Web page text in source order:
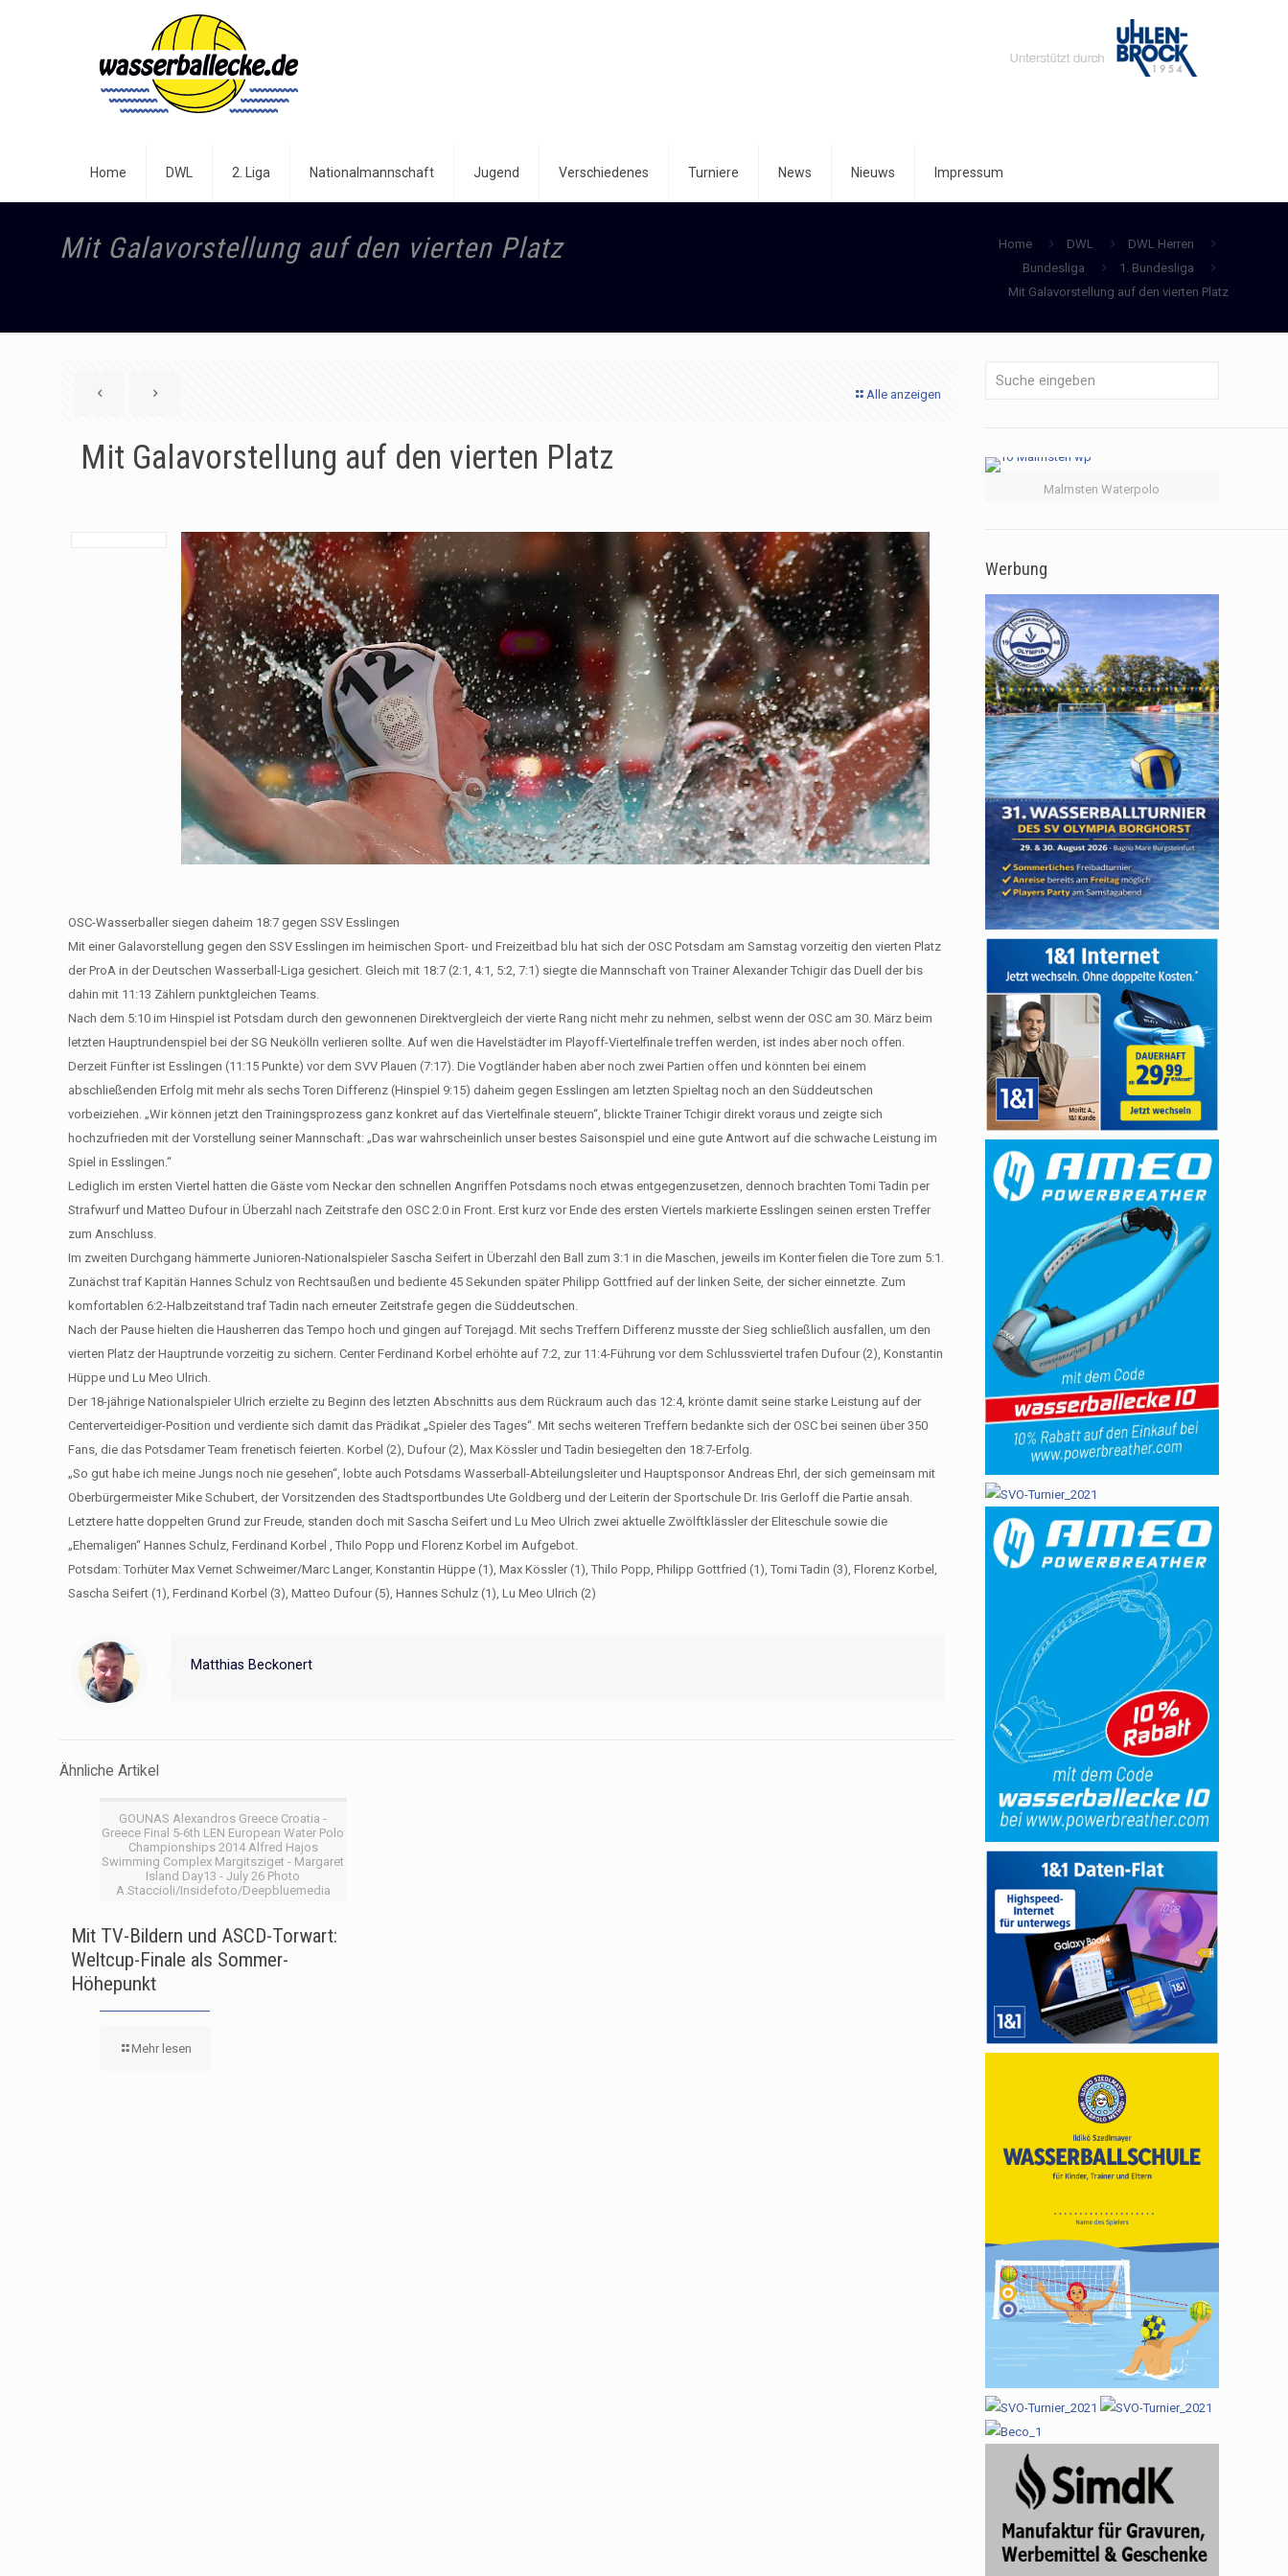
Home DWL 2. Liga Nationalmannschaft Jugend Verschiedenes Turniere News Nieuws Impressum
Mit Galavorstellung auf den vierten Platz Home DWL
DWL Herren
Bundesliga
1. Bundesliga
Mit Galavorstellung auf den vierten Platz
Alle anzeigen
Mit Galavorstellung auf den vierten Platz
OSC-Wasserballer siegen daheim 18:7 gegen SSV Esslingen
Mit einer Galavorstellung gegen den SSV Esslingen im heimischen Sport- und Freizeitbad blu hat sich der OSC Potsdam am Samstag vorzeitig den vierten Platz
der ProA in der Deutschen Wasserball-Liga gesichert. Gleich mit 18:7 (2:1, 4:1, 5:2, 7:1) siegte die Mannschaft von Trainer Alexander Tchigir das Duell der bis
dahin mit 11:13 Zählern punktgleichen Teams.
Nach dem 5:10 im Hinspiel ist Potsdam durch den gewonnenen Direktvergleich der vierte Rang nicht mehr zu nehmen, selbst wenn der OSC am 30. März beim
letzten Hauptrundenspiel bei der SG Neukölln verlieren sollte. Auf wen die Havelstädter im Playoff-Viertelfinale treffen werden, ist indes aber noch offen.
Derzeit Fünfter ist Esslingen (11:15 Punkte) vor dem SVV Plauen (7:17). Die Vogtländer haben aber noch zwei Partien offen und könnten bei einem
abschließenden Erfolg mit mehr als sechs Toren Differenz (Hinspiel 9:15) daheim gegen Esslingen am letzten Spieltag noch an den Süddeutschen
vorbeiziehen. „Wir können jetzt den Trainingsprozess ganz konkret auf das Viertelfinale steuern“, blickte Trainer Tchigir direkt voraus und zeigte sich
hochzufrieden mit der Vorstellung seiner Mannschaft: „Das war wahrscheinlich unser bestes Saisonspiel und eine gute Antwort auf die schwache Leistung im
Spiel in Esslingen.“
Lediglich im ersten Viertel hatten die Gäste vom Neckar den schnellen Angriffen Potsdams noch etwas entgegenzusetzen, dennoch brachten Tomi Tadin per
Strafwurf und Matteo Dufour in Überzahl nach Zeitstrafe den OSC 2:0 in Front. Erst kurz vor Ende des ersten Viertels markierte Esslingen seinen ersten Treffer
zum Anschluss.
Im zweiten Durchgang hämmerte Junioren-Nationalspieler Sascha Seifert in Überzahl den Ball zum 3:1 in die Maschen, jeweils im Konter fielen die Tore zum 5:1.
Zunächst traf Kapitän Hannes Schulz von Rechtsaußen und bediente 45 Sekunden später Philipp Gottfried auf der linken Seite, der sicher einnetzte. Zum
komfortablen 6:2-Halbzeitstand traf Tadin nach erneuter Zeitstrafe gegen die Süddeutschen.
Nach der Pause hielten die Hausherren das Tempo hoch und gingen auf Torejagd. Mit sechs Treffern Differenz musste der Sieg schließlich ausfallen, um den
vierten Platz der Hauptrunde vorzeitig zu sichern. Center Ferdinand Korbel erhöhte auf 7:2, zur 11:4-Führung vor dem Schlussviertel trafen Dufour (2), Konstantin
Hüppe und Lu Meo Ulrich.
Der 18-jährige Nationalspieler Ulrich erzielte zu Beginn des letzten Abschnitts aus dem Rückraum auch das 12:4, krönte damit seine starke Leistung auf der
Centerverteidiger-Position und verdiente sich damit das Prädikat „Spieler des Tages“. Mit sechs weiteren Treffern bedankte sich der OSC bei seinen über 350
Fans, die das Potsdamer Team frenetisch feierten. Korbel (2), Dufour (2), Max Kössler und Tadin besiegelten den 18:7-Erfolg.
„So gut habe ich meine Jungs noch nie gesehen“, lobte auch Potsdams Wasserball-Abteilungsleiter und Hauptsponsor Andreas Ehrl, der sich gemeinsam mit
Oberbürgermeister Mike Schubert, der Vorsitzenden des Stadtsportbundes Ute Goldberg und der Leiterin der Sportschule Dr. Iris Gerloff die Partie ansah.
Letztere hatte doppelten Grund zur Freude, standen doch mit Sascha Seifert und Lu Meo Ulrich zwei aktuelle Zwölftklässler der Eliteschule sowie die
„Ehemaligen“ Hannes Schulz, Ferdinand Korbel , Thilo Popp und Florenz Korbel im Aufgebot.
Potsdam: Torhüter Max Vernet Schweimer/Marc Langer, Konstantin Hüppe (1), Max Kössler (1), Thilo Popp, Philipp Gottfried (1), Tomi Tadin (3), Florenz Korbel,
Sascha Seifert (1), Ferdinand Korbel (3), Matteo Dufour (5), Hannes Schulz (1), Lu Meo Ulrich (2)
Matthias Beckonert
Ähnliche Artikel
GOUNAS Alexandros Greece Croatia -
Greece Final 5-6th LEN European Water Polo
Championships 2014 Alfred Hajos
Swimming Complex Margitsziget - Margaret
Island Day13 - July 26 Photo
A.Staccioli/Insidefoto/Deepbluemedia
Mit TV-Bildern und ASCD-Torwart:
Weltcup-Finale als Sommer-
Höhepunkt
Mehr lesen
Malmsten Waterpolo
Werbung